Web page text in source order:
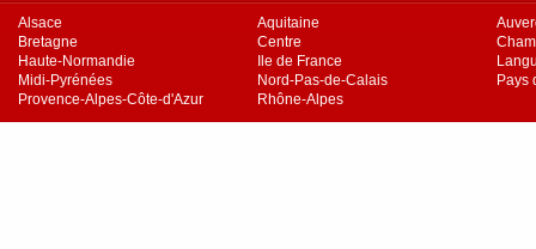
Alsace Aquitaine
Bretagne
Centre
Haute-Normandie
Ile de France
Midi-Pyrénées
Nord-Pas-de-Calais
Pays
Provence-Alpes-Côte-d'Azur
Rhône-Alpes